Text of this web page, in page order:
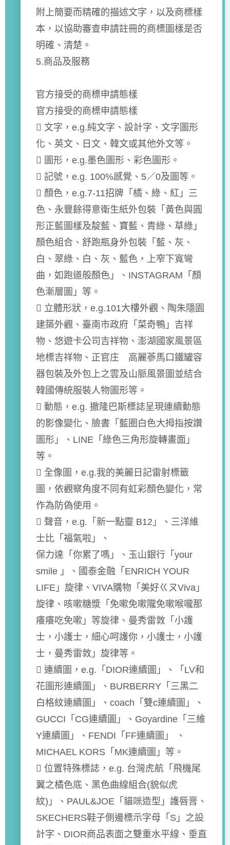
附上簡要而精確的描述文字，以及商標樣
本，以協助審查申請註冊的商標圖樣是否
明確、清楚。
5.商品及服務
官方接受的商標申請態樣
官方接受的商標申請態樣
 文字，e.g.純文字、設計字、文字圖形
化、英文、日文、韓文或其他外文等。
 圖形，e.g.墨色圖形、彩色圖形。
 記號，e.g. 100%感覺、5／0及圖等。
 顏色，e.g.7-11招牌「橘、綠、紅」三
色、永豐餘得意衛生紙外包裝「黃色與圓
形正藍圖樣及靛藍、寶藍、青綠、草綠」
顏色組合、舒跑瓶身外包裝「藍、灰、
白、翠綠、白、灰、藍色，上窄下寬彎
曲，如跑道般顏色」、INSTAGRAM「顏
色漸層圖」等。
 立體形狀，e.g.101大樓外觀、陶朱隱園
建築外觀、臺南市政府「菜奇鴨」吉祥
物、悠遊卡公司吉祥物、澎湖國家風景區
地標吉祥物、正官庄 高麗蔘馬口鐵罐容
器包裝及外包上之雲及山脈風景圖並結合
韓國傳統服裝人物圖形等。
 動態，e.g. 撒隆巴斯標誌呈現連續動態
的影像變化、臉書「藍圈白色大拇指按讚
圖形」、LINE「綠色三角形旋轉畫面」
等。
 全像圖，e.g.我的美麗日記雷射標籤
圖，依觀察角度不同有虹彩顏色變化，常
作為防偽使用。
 聲音，e.g.「新一點靈 B12」、三洋維
士比「福氣啦」、
保力達「你累了嗎」、玉山銀行「your
smile 」、國泰金融「ENRICH YOUR
LIFE」旋律、VIVA購物「美好ㄍㄡViva」
旋律、咳嗽糖漿「免嗽免嗽隴免嗽喉嚨那
癢癢吃免嗽」等旋律、曼秀雷敦「小護
士，小護士，細心呵護你，小護士，小護
士，曼秀雷敦」旋律等。
 連續圖，e.g.「DIOR連續圖」、「LV和
花圖形連續圖」、BURBERRY「三黑二
白格紋連續圖」、coach「雙c連續圖」、
GUCCI「CG連續圖」、Goyardine「三維
Y連續圖」、FENDI「FF連續圖」 、
MICHAEL KORS「MK連續圖」等。
 位置特殊標誌，e.g. 台灣虎航「飛機尾
翼之橘色底、黑色曲線組合(貌似虎
紋)」、PAUL&JOE「貓咪造型」護唇膏、
SKECHERS鞋子側邊標示字母「S」之設
計字、DIOR商品表面之雙重水平線、垂直